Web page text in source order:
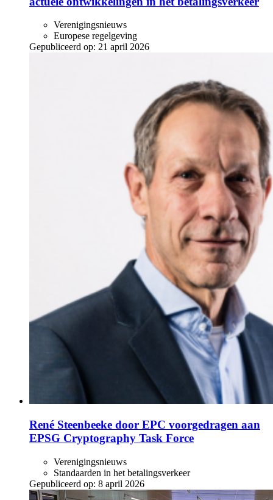
Verenigingsnieuws
Europese regelgeving
Gepubliceerd op: 21 april 2026
René Steenbeeke door EPC voorgedragen aan
EPSG Cryptography Task Force
Verenigingsnieuws
Standaarden in het betalingsverkeer
Gepubliceerd op: 8 april 2026